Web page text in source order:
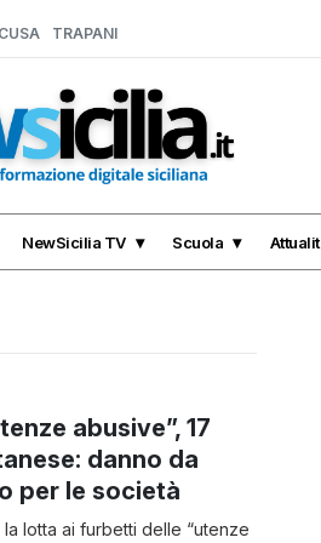
TRAPANI
NewSicilia TV Scuola
abusive”, 17
danno da
per le società
la lotta ai furbetti delle “utenze